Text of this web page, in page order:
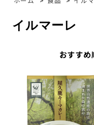
イルマーレ
おすすめ